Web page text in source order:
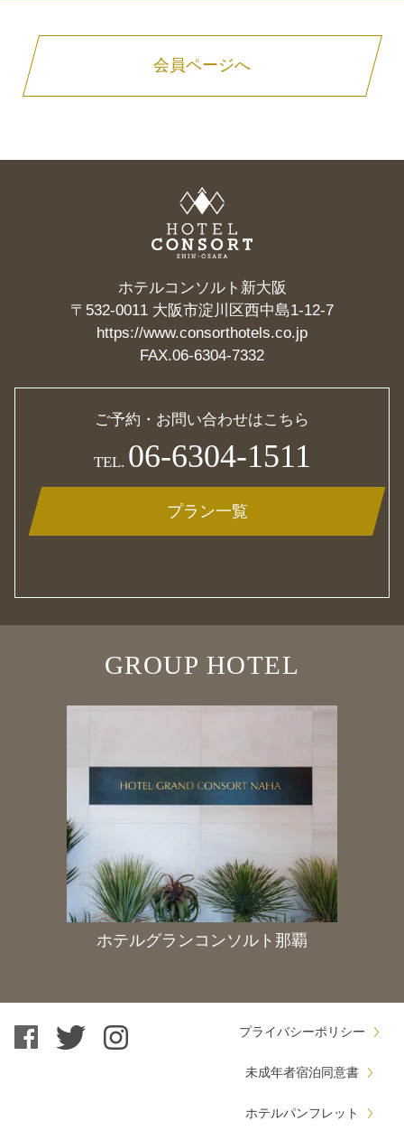
会員ページへ
ホテルコンソルト新大阪
〒532-0011 大阪市淀川区西中島1-12-7
https://www.consorthotels.co.jp
FAX.06-6304-7332
ご予約・お問い合わせはこちら
TEL. 06-6304-1511
プラン一覧
GROUP HOTEL
ホテルグランコンソルト那覇
プライバシーポリシー
未成年者宿泊同意書
ホテルパンフレット